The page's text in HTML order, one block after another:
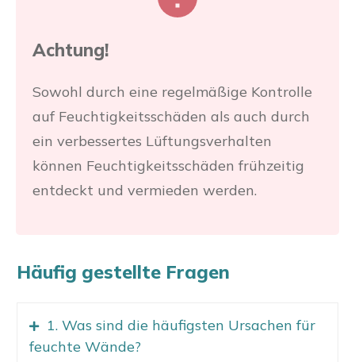
Achtung!
Sowohl durch eine regelmäßige Kontrolle
auf Feuchtigkeitsschäden als auch durch
ein verbessertes Lüftungsverhalten
können Feuchtigkeitsschäden frühzeitig
entdeckt und vermieden werden.
Häufig gestellte Fragen
1. Was sind die häufigsten Ursachen für
feuchte Wände?